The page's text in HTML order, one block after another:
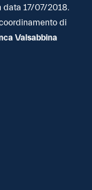
data 17/07/2018.
di
Valsabbina